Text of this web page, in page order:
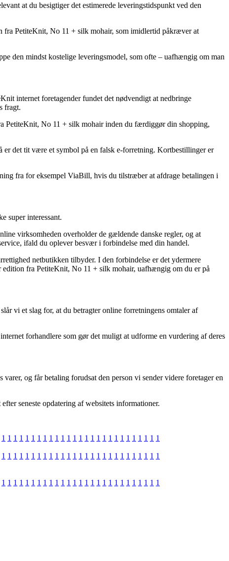
at du besigtiger det estimerede leveringstidspunkt ved den
fra PetiteKnit, No 11 + silk mohair, som imidlertid påkræver at
den mindst kostelige leveringsmodel, som ofte – uafhængig om man
internet foretagender fundet det nødvendigt at nedbringe
fragt.
PetiteKnit, No 11 + silk mohair inden du færdiggør din shopping,
det tit være et symbol på en falsk e-forretning. Kortbestillinger er
fra for eksempel ViaBill, hvis du tilstræber at afdrage betalingen i
super interessant.
virksomheden overholder de gældende danske regler, og at
ifald du oplever besvær i forbindelse med din handel.
netbutikken tilbyder. I den forbindelse er det ydermere
fra PetiteKnit, No 11 + silk mohair, uafhængig om du er på
vi et slag for, at du betragter online forretningens omtaler af
forhandlere som gør det muligt at udforme en vurdering af deres
og får betaling forudsat den person vi sender videre foretager en
seneste opdatering af websitets informationer.
1 1 1 1 1 1 1 1 1 1 1 1 1 1 1 1 1 1 1 1 1 1 1 1 1 1 1
1 1 1 1 1 1 1 1 1 1 1 1 1 1 1 1 1 1 1 1 1 1 1 1 1 1 1
1 1 1 1 1 1 1 1 1 1 1 1 1 1 1 1 1 1 1 1 1 1 1 1 1 1 1